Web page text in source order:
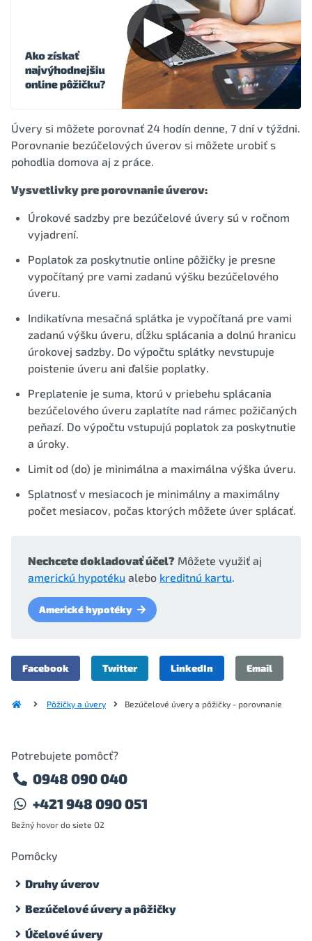
Úvery si môžete porovnať 24 hodín denne, 7 dní v týždni.
Porovnanie bezúčelových úverov si môžete urobiť s
pohodlia domova aj z práce.
Vysvetlivky pre porovnanie úverov:
Úrokové sadzby pre bezúčelové úvery sú v ročnom
vyjadrení.
Poplatok za poskytnutie online pôžičky je presne
vypočítaný pre vami zadanú výšku bezúčelového
úveru.
Indikatívna mesačná splátka je vypočítaná pre vami
zadanú výšku úveru, dĺžku splácania a dolnú hranicu
úrokovej sadzby. Do výpočtu splátky nevstupuje
poistenie úveru ani ďalšie poplatky.
Preplatenie je suma, ktorú v priebehu splácania
bezúčelového úveru zaplatíte nad rámec požičaných
peňazí. Do výpočtu vstupujú poplatok za poskytnutie
a úroky.
Limit od (do) je minimálna a maximálna výška úveru.
Splatnosť v mesiacoch je minimálny a maximálny
počet mesiacov, počas ktorých môžete úver splácať.
Nechcete dokladovať účel? Môžete využiť aj
americkú hypotéku alebo kreditnú kartu
Americké hypotéky
Facebook Twitter LinkedIn Email
Pôžičky a úvery Bezúčelové úvery a pôžičky - porovnanie
Potrebujete pomôcť?
0948 090 040
+421 948 090 051
Bežný hovor do siete O2
Pomôcky
Druhy úverov
Bezúčelové úvery a pôžičky
Účelové úvery